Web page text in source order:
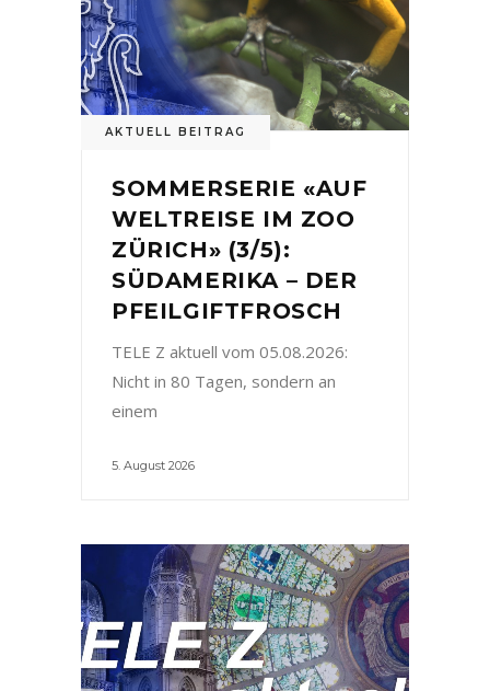
AKTUELL BEITRAG
SOMMERSERIE «AUF
WELTREISE IM ZOO
ZÜRICH» (3/5):
SÜDAMERIKA – DER
PFEILGIFTFROSCH
TELE Z aktuell vom 05.08.2026:
Nicht in 80 Tagen, sondern an
einem
5. August 2026